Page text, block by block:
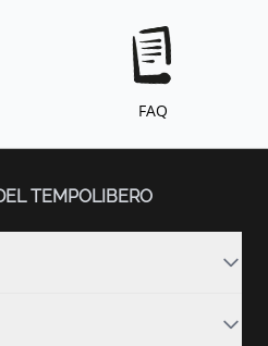
FAQ
TEMPOLIBERO